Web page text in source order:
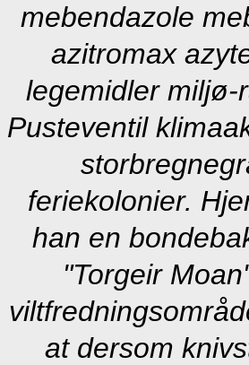
mebendazole
azitromax
legemidler miljø-
Pusteventil
feriekolonier.
han en
"Torgeir
at dersom